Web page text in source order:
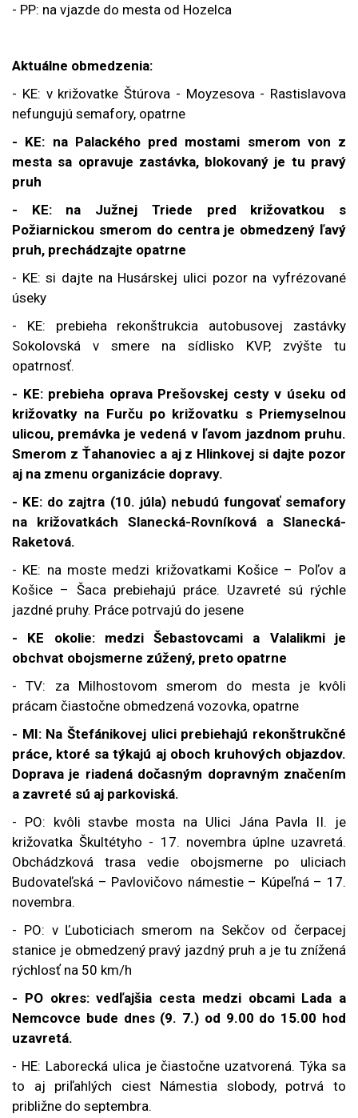
- PP: na vjazde do mesta od Hozelca
Aktuálne obmedzenia:
- KE: v križovatke Štúrova - Moyzesova - Rastislavova
nefungujú semafory, opatrne
- KE: na Palackého pred mostami smerom von z
mesta sa opravuje zastávka, blokovaný je tu pravý
pruh
- KE: na Južnej Triede pred križovatkou s
Požiarnickou smerom do centra je obmedzený ľavý
pruh, prechádzajte opatrne
- KE: si dajte na Husárskej ulici pozor na vyfrézované
úseky
- KE: prebieha rekonštrukcia autobusovej zastávky
Sokolovská v smere na sídlisko KVP, zvýšte tu
opatrnosť.
- KE: prebieha oprava Prešovskej cesty v úseku od
križovatky na Furču po križovatku s Priemyselnou
ulicou, premávka je vedená v ľavom jazdnom pruhu.
Smerom z Ťahanoviec a aj z Hlinkovej si dajte pozor
aj na zmenu organizácie dopravy.
- KE: do zajtra (10. júla) nebudú fungovať semafory
na križovatkách Slanecká-Rovníková a Slanecká-
Raketová.
- KE: na moste medzi križovatkami Košice – Poľov a
Košice – Šaca prebiehajú práce. Uzavreté sú rýchle
jazdné pruhy. Práce potrvajú do jesene
- KE okolie: medzi Šebastovcami a Valalikmi je
obchvat obojsmerne zúžený, preto opatrne
- TV: za Milhostovom smerom do mesta je kvôli
prácam čiastočne obmedzená vozovka, opatrne
- MI: Na Štefánikovej ulici prebiehajú rekonštrukčné
práce, ktoré sa týkajú aj oboch kruhových objazdov.
Doprava je riadená dočasným dopravným značením
a zavreté sú aj parkoviská.
- PO: kvôli stavbe mosta na Ulici Jána Pavla II. je
križovatka Škultétyho - 17. novembra úplne uzavretá.
Obchádzková trasa vedie obojsmerne po uliciach
Budovateľská – Pavlovičovo námestie – Kúpeľná – 17.
novembra.
- PO: v Ľuboticiach smerom na Sekčov od čerpacej
stanice je obmedzený pravý jazdný pruh a je tu znížená
rýchlosť na 50 km/h
- PO okres: vedľajšia cesta medzi obcami Lada a
Nemcovce bude dnes (9. 7.) od 9.00 do 15.00 hod
uzavretá.
- HE: Laborecká ulica je čiastočne uzatvorená. Týka sa
to aj priľahlých ciest Námestia slobody, potrvá to
približne do septembra.